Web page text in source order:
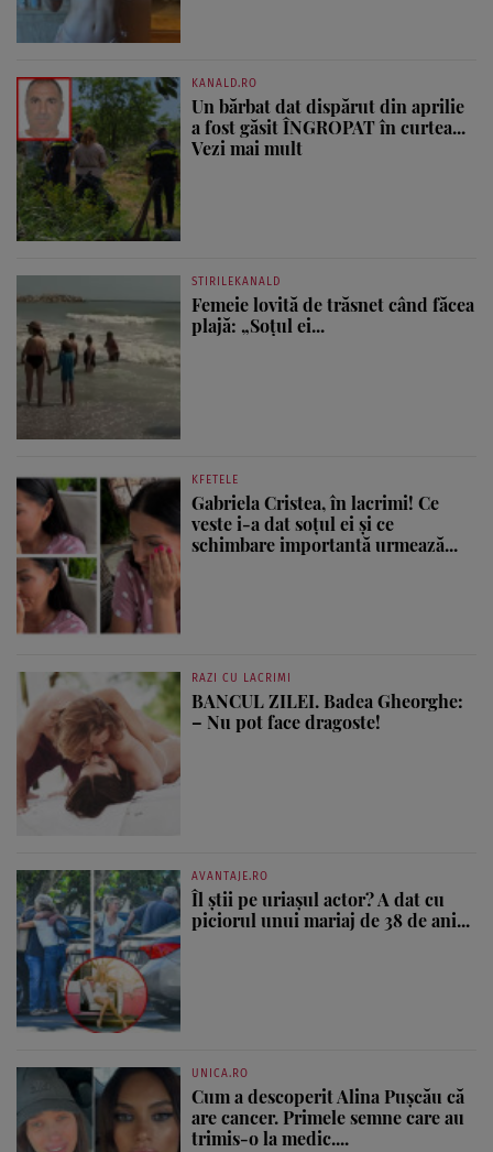
KANALD.RO
Un bărbat dat dispărut din aprilie
a fost găsit ÎNGROPAT în curtea...
Vezi mai mult
STIRILEKANALD
Femeie lovită de trăsnet când făcea
plajă: „Soțul ei...
KFETELE
Gabriela Cristea, în lacrimi! Ce
veste i-a dat soțul ei și ce
schimbare importantă urmează...
RAZI CU LACRIMI
BANCUL ZILEI. Badea Gheorghe:
– Nu pot face dragoste!
AVANTAJE.RO
Îl știi pe uriașul actor? A dat cu
piciorul unui mariaj de 38 de ani...
UNICA.RO
Cum a descoperit Alina Pușcău că
are cancer. Primele semne care au
trimis-o la medic....